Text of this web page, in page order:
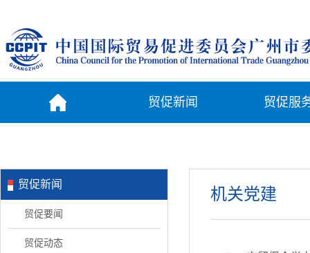
贸促新闻 贸促服
贸促新闻
贸促要闻
贸促动态
机关党建